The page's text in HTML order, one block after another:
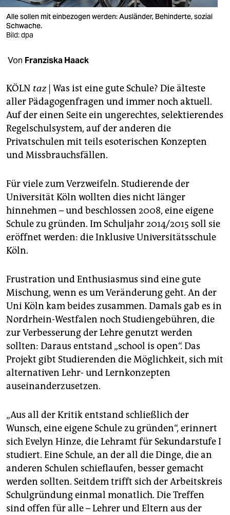
veranstaltungen
shop
fragen & hilfe
abo
genossenschaft
epaper login
Alle sollen mit einbezogen werden: Ausländer, Behinderte, sozial
Schwache.
Bild: dpa
Von Franziska Haack
KÖLN taz| Was ist eine gute Schule? Die älteste
aller Pädagogenfragen und immer noch aktuell.
Auf der einen Seite ein ungerechtes, selektierendes
Regelschulsystem, auf der anderen die
Privatschulen mit teils esoterischen Konzepten
und Missbrauchsfällen.
Für viele zum Verzweifeln. Studierende der
Universität Köln wollten dies nicht länger
hinnehmen – und beschlossen 2008, eine eigene
Schule zu gründen. Im Schuljahr 2014/2015 soll sie
eröffnet werden: die Inklusive Universitätsschule
Köln.
Frustration und Enthusiasmus sind eine gute
Mischung, wenn es um Veränderung geht. An der
Uni Köln kam beides zusammen. Damals gab es in
Nordrhein-Westfalen noch Studiengebühren, die
zur Verbesserung der Lehre genutzt werden
sollten: Daraus entstand „school is open“. Das
Projekt gibt Studierenden die Möglichkeit, sich mit
alternativen Lehr- und Lernkonzepten
auseinanderzusetzen.
„Aus all der Kritik entstand schließlich der
Wunsch, eine eigene Schule zu gründen“, erinnert
sich Evelyn Hinze, die Lehramt für Sekundarstufe I
studiert. Eine Schule, an der all die Dinge, die an
anderen Schulen schieflaufen, besser gemacht
werden sollten. Seitdem trifft sich der Arbeitskreis
Schulgründung einmal monatlich. Die Treffen
sind offen für alle – Lehrer und Eltern aus der